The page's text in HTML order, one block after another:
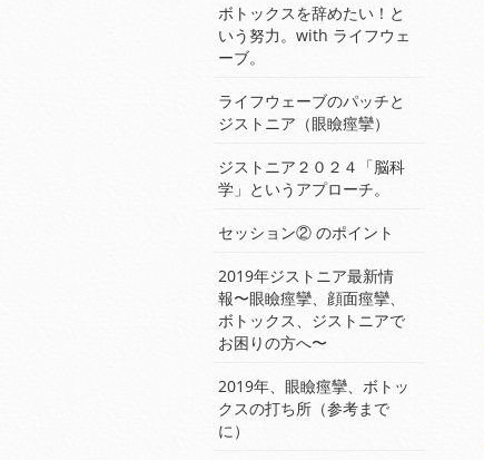
ボトックスを辞めたい！と
いう努力。with ライフウェ
ーブ。
ライフウェーブのパッチと
ジストニア（眼瞼痙攣）
ジストニア２０２４「脳科
学」というアプローチ。
セッション② のポイント
2019年ジストニア最新情
報〜眼瞼痙攣、顔面痙攣、
ボトックス、ジストニアで
お困りの方へ〜
2019年、眼瞼痙攣、ボトッ
クスの打ち所（参考まで
に）